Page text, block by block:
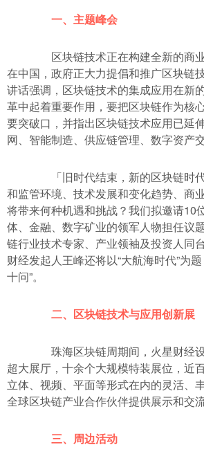
一、主题峰会
区块链技术正在构建全新的商业
在中国，政府正大力提倡和推广区块链
讲话强调，区块链技术的集成应用在新
革中起着重要作用，要把区块链作为核
要突破口，并指出区块链技术应用已延
网、智能制造、供应链管理、数字资产
「旧时代结束，新的区块链时
和监管环境、技术发展和变化趋势、商
将带来何种机遇和挑战？我们拟邀请10
体、金融、数字矿业的领军人物担任议
链行业技术专家、产业领袖及投资人同
财经发起人王峰还将以“大航海时代”为
十问”。
二、区块链技术与应用创新展
珠海区块链周期间，火星财经
超大展厅，十余个大规模特装展位，近
立体、视频、平面等形式在内的灵活、
全球区块链产业合作伙伴提供展示和交流
三、周边活动